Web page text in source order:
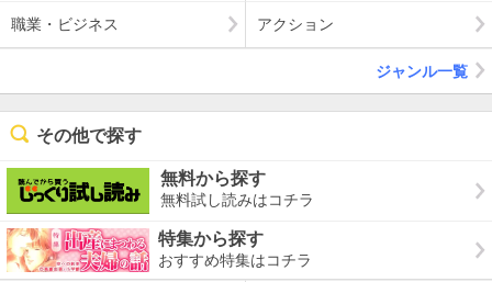
職業・ビジネス アクション
ジャンル一覧
その他で探す
無料から探す
無料試し読みはコチラ
特集から探す
おすすめ特集はコチラ